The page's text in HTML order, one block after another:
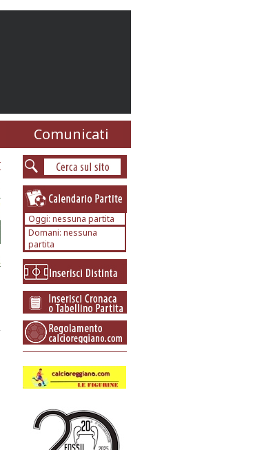
Comunicati
Oggi: nessuna partita
Domani: nessuna
partita